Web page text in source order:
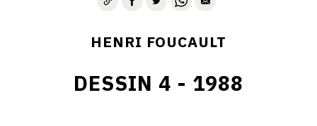
HENRI FOUCAULT
DESSIN 4 - 1988